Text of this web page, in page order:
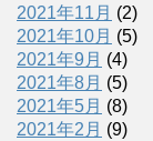
2021年11月 (2)
2021年10月 (5)
2021年9月 (4)
2021年8月 (5)
2021年5月 (8)
2021年2月 (9)